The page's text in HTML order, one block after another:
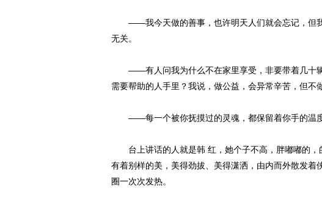
——我今天做的善事，也许明天人们就会忘记，但我
无关。
——有人问我为什么不在家里享受，非要带着几十辆
需要帮助的人手里？我说，做公益，会异常辛苦，但不
——每一个被你抚摸过的灵魂，都保留着你手的温
台上讲话的人就是韩 红，她个子不高，胖嘟嘟的，
有着别样的美，美得劲拔、美得潇洒，由内而外散发
圈一次次发热。